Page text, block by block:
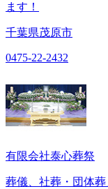
ます！
千葉県茂原市
0475-22-2432
有限会社泰心葬祭
葬儀、社葬・団体